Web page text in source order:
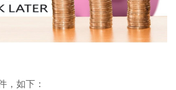
，如下：